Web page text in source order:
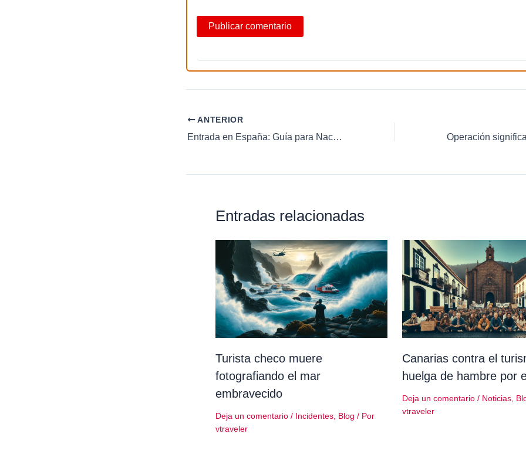
ANTERIOR
Entrada en España: Guía para Nacionales de Terceros Países en 2024
Entradas relacionadas
Turista checo muere
fotografiando el mar
embravecido
Deja un comentario / Incidentes Blog / Por
vtraveler
Canarias contra el
huelga de hambre por
Deja un comentario / Noticias,
vtraveler